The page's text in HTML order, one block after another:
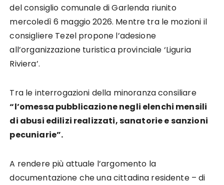
del consiglio comunale di Garlenda riunito
mercoledì 6 maggio 2026. Mentre tra le mozioni il
consigliere Tezel propone l’adesione
all’organizzazione turistica provinciale ‘Liguria
Riviera’.
Tra le interrogazioni della minoranza consiliare
“l’omessa pubblicazione negli elenchi mensili
di abusi edilizi realizzati, sanatorie e sanzioni
pecuniarie”.
A rendere più attuale l’argomento la
documentazione che una cittadina residente – di